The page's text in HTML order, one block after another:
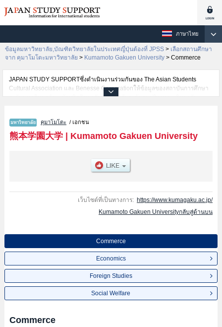
ภาษาไทย
ข้อมูลมหาวิทยาลัย,บัณฑิตวิทยาลัยในประเทศญี่ปุ่นต้องที่ JPSS > เลือกสถานศึกษา
จาก คุมาโมโตะมหาวิทยาลัย > Kumamoto Gakuen University > Commerce
JAPAN STUDY SUPPORTซึ่งดำเนินงานร่วมกันของ The Asian Students
Cultural Association และ Benesse Corporationให้ข้อมูลของสถาบันการศึกษา
ระดับมหาวิทยาลัย・บัณฑิตวิทยาลัย・วิทยาลัยระดับอนุปริญญา・วิทยาลัย
นักศึกษาต่างชาติเช่นข้อมูลของแต่ละคณะ,ข้อมูลการสอบคัดเลือกเข้าศึกษาเช่น
จำนวนคนที่รับสมัครหรือจำนวนคนที่ผ่านการสอบคัดเลือกเป็นต้น,แนะนำสถาน
ที่,การเดินทางเป็นต้นไว้ด้วยดังนั้นขอเชิญใช้บริการค้นหาข้อมูลตามอัธยาศัย
คุมาโมโตะ / เอกชน
熊本学園大学| Kumamoto Gakuen University
เว็บไซต์ที่เป็นทางการ: https://www.kumagaku.ac.jp/
Kumamoto Gakuen Universityกลับสู่ด้านบน
Commerce
Economics
Foreign Studies
Social Welfare
Commerce